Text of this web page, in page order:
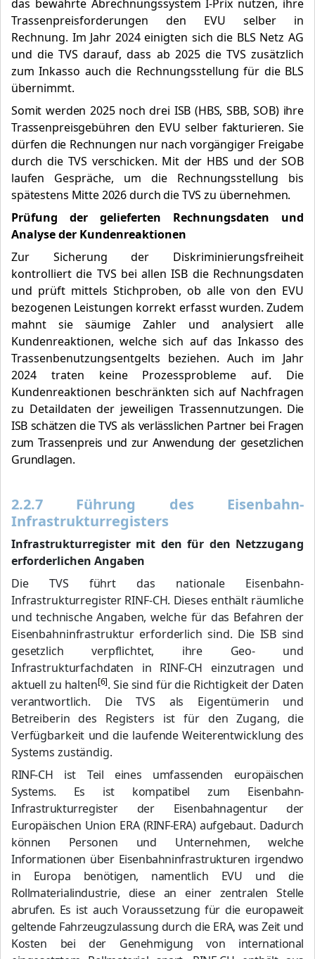
das bewährte Abrechnungssystem I-Prix nutzen, ihre
Trassenpreisforderungen den EVU selber in
Rechnung. Im Jahr 2024 einigten sich die BLS Netz AG
und die TVS darauf, dass ab 2025 die TVS zusätzlich
zum Inkasso auch die Rechnungsstellung für die BLS
übernimmt.
Somit werden 2025 noch drei ISB (HBS, SBB, SOB) ihre
Trassenpreisgebühren den EVU selber fakturieren. Sie
dürfen die Rechnungen nur nach vorgängiger Freigabe
durch die TVS verschicken. Mit der HBS und der SOB
laufen Gespräche, um die Rechnungsstellung bis
spätestens Mitte 2026 durch die TVS zu übernehmen.
Prüfung der gelieferten Rechnungsdaten und
Analyse der Kundenreaktionen
Zur Sicherung der Diskriminierungsfreiheit
kontrolliert die TVS bei allen ISB die Rechnungsdaten
und prüft mittels Stichproben, ob alle von den EVU
bezogenen Leistungen korrekt erfasst wurden. Zudem
mahnt sie säumige Zahler und analysiert alle
Kundenreaktionen, welche sich auf das Inkasso des
Trassenbenutzungsentgelts beziehen. Auch im Jahr
2024 traten keine Prozessprobleme auf. Die
Kundenreaktionen beschränkten sich auf Nachfragen
zu Detaildaten der jeweiligen Trassennutzungen. Die
ISB schätzen die TVS als verlässlichen Partner bei Fragen
zum Trassenpreis und zur Anwendung der gesetzlichen
Grundlagen.
2.2.7 Führung des Eisenbahn-
Infrastrukturregisters
Infrastrukturregister mit den für den Netzzugang
erforderlichen Angaben
Die TVS führt das nationale Eisenbahn-
Infrastrukturregister RINF-CH. Dieses enthält räum­liche
und technische Angaben, welche für das Befahren der
Eisenbahninfrastruktur erforderlich sind. Die ISB sind
gesetzlich verpflichtet, ihre Geo- und
Infrastrukturfachdaten in RINF-CH einzutragen und
aktuell zu halten[6]. Sie sind für die Richtigkeit der Daten
verantwortlich. Die TVS als Eigentümerin und
Betreiberin des Registers ist für den Zugang, die
Verfügbarkeit und die laufende Weiterentwicklung des
Systems zuständig.
RINF-CH ist Teil eines umfassenden europäischen
Systems. Es ist kompatibel zum Eisenbahn-
Infrastrukturregister der Eisenbahnagentur der
Europäischen Union ERA (RINF-ERA) aufgebaut. Dadurch
können Personen und Unternehmen, welche
Informationen über Eisenbahninfrastrukturen irgendwo
in Europa benötigen, namentlich EVU und die
Rollmaterialindustrie, diese an einer zentralen Stelle
abrufen. Es ist auch Voraussetzung für die europaweit
geltende Fahrzeugzulassung durch die ERA, was Zeit und
Kosten bei der Genehmigung von international